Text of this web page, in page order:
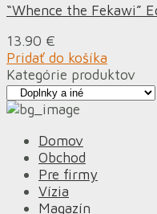
“Whence the Fekawi”
13.90 €
Pridať do košíka
Kategórie produktov
Domov
Obchod
Pre firmy
Vízia
Magazín